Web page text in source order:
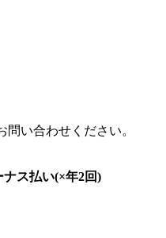
い合わせください。
ナス払い(×年2回)